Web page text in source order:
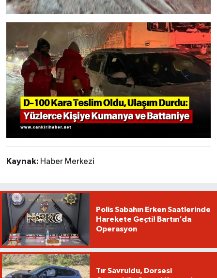
Kaynak: Haber Merkezi
Polis Sabahın Erken Saatlerinde
Harekete Geçti! Bartın’da
Operasyon
Tır Savruldu, Dorsesi